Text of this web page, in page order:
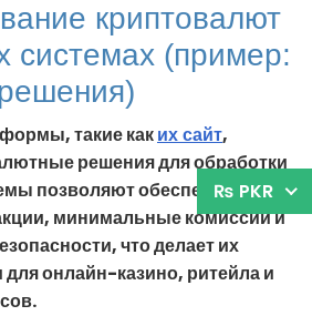
криптовалют
системах (пример:
такие как их сайт,
решения для обработки
позволяют обеспечить
минимальные комиссии и
что делает их
онлайн-казино, ритейла и
₨ PKR